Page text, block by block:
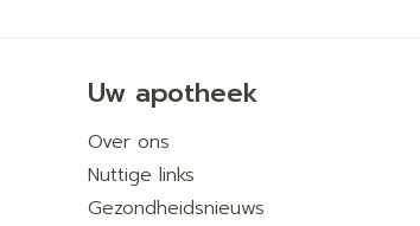
Uw apotheek
Over ons
Nuttige links
Gezondheidsnieuws